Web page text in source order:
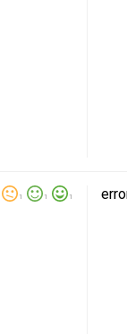
1 1 1